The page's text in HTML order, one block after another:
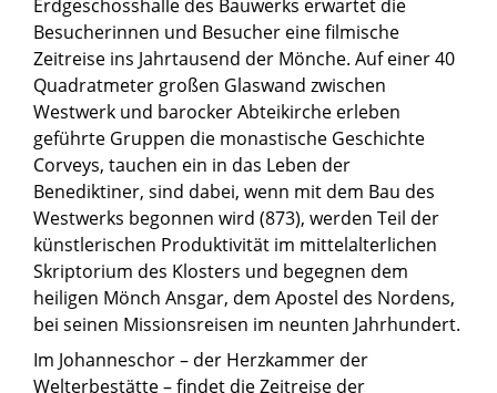
Erdgeschosshalle des Bauwerks erwartet die
Besucherinnen und Besucher eine filmische
Zeitreise ins Jahrtausend der Mönche. Auf einer 40
Quadratmeter großen Glaswand zwischen
Westwerk und barocker Abteikirche erleben
geführte Gruppen die monastische Geschichte
Corveys, tauchen ein in das Leben der
Benediktiner, sind dabei, wenn mit dem Bau des
Westwerks begonnen wird (873), werden Teil der
künstlerischen Produktivität im mittelalterlichen
Skriptorium des Klosters und begegnen dem
heiligen Mönch Ansgar, dem Apostel des Nordens,
bei seinen Missionsreisen im neunten Jahrhundert.
Im Johanneschor – der Herzkammer der
Welterbestätte – findet die Zeitreise der